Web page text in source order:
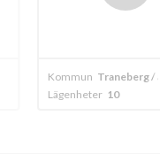
/ alvik Kommun